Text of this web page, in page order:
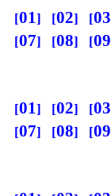
01 02 03
07
08 09
01 02 03
07
08 09